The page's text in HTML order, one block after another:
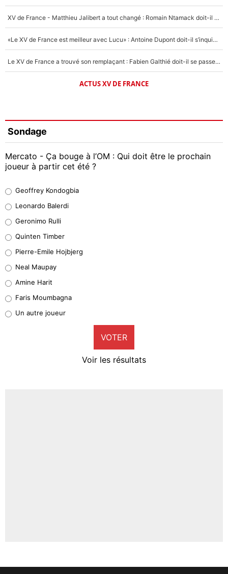
XV de France - Matthieu Jalibert a tout changé : Romain Ntamack doit-il s’inquiéter pour sa place à un an de la Coupe du monde ?
«Le XV de France est meilleur avec Lucu» : Antoine Dupont doit-il s’inquiéter pour sa place ?
Le XV de France a trouvé son remplaçant : Fabien Galthié doit-il se passer d'Antoine Dupont ?
ACTUS XV DE FRANCE
Sondage
Mercato - Ça bouge à l’OM : Qui doit être le prochain
joueur à partir cet été ?
38%
32%
5%
1%
9%
Geoffrey Kondogbia
Leonardo Balerdi
Geronimo Rulli
Quinten Timber
Pierre-Emile Hojbjerg
Neal Maupay
Amine Harit
Faris Moumbagna
Un autre joueur
VOTER
Voir les résultats